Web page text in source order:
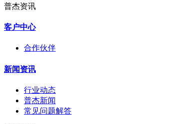
普杰资讯
客户中心
合作伙伴
新闻资讯
行业动态
普杰新闻
常见问题解答